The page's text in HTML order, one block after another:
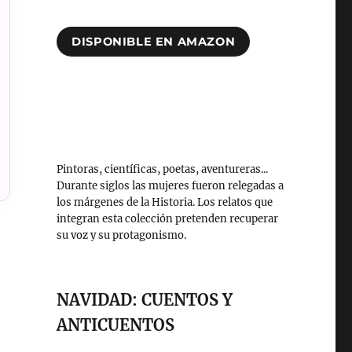
DISPONIBLE EN AMAZON
Pintoras, científicas, poetas, aventureras...
Durante siglos las mujeres fueron relegadas a
los márgenes de la Historia. Los relatos que
integran esta colección pretenden recuperar
su voz y su protagonismo.
NAVIDAD: CUENTOS Y
ANTICUENTOS